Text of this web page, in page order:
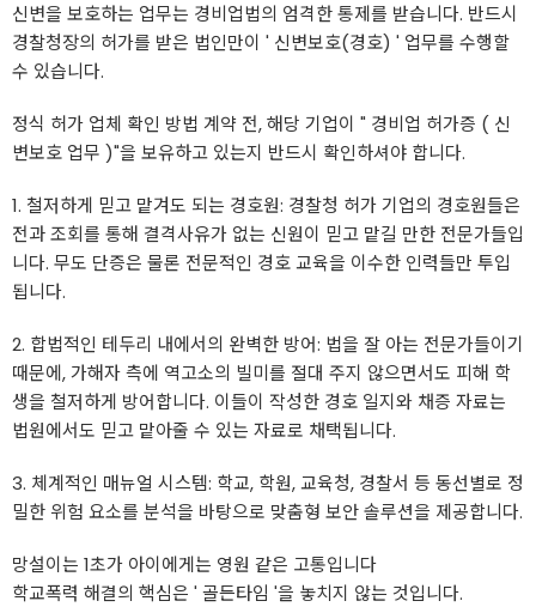
신변을 보호하는 업무는 경비업법의 엄격한 통제를 받습니다. 반드시
경찰청장의 허가를 받은 법인만이 ' 신변보호(경호) ' 업무를 수행할
수 있습니다.
정식 허가 업체 확인 방법 계약 전, 해당 기업이 " 경비업 허가증 ( 신
변보호 업무 )"을 보유하고 있는지 반드시 확인하셔야 합니다.
1. 철저하게 믿고 맡겨도 되는 경호원: 경찰청 허가 기업의 경호원들은
전과 조회를 통해 결격사유가 없는 신원이 믿고 맡길 만한 전문가들입
니다. 무도 단증은 물론 전문적인 경호 교육을 이수한 인력들만 투입
됩니다.
2. 합법적인 테두리 내에서의 완벽한 방어: 법을 잘 아는 전문가들이기
때문에, 가해자 측에 역고소의 빌미를 절대 주지 않으면서도 피해 학
생을 철저하게 방어합니다. 이들이 작성한 경호 일지와 채증 자료는
법원에서도 믿고 맡아줄 수 있는 자료로 채택됩니다.
3. 체계적인 매뉴얼 시스템: 학교, 학원, 교육청, 경찰서 등 동선별로 정
밀한 위험 요소를 분석을 바탕으로 맞춤형 보안 솔루션을 제공합니다.
망설이는 1초가 아이에게는 영원 같은 고통입니다
학교폭력 해결의 핵심은 ' 골든타임 '을 놓치지 않는 것입니다.